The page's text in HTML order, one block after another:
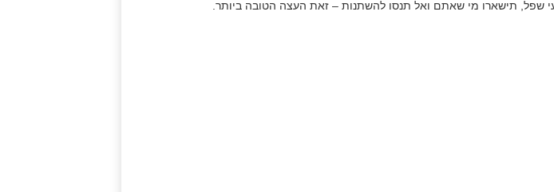
שפל, תישארו מי שאתם ואל תנסו להשתנות – זאת העצה הטובה ביותר.